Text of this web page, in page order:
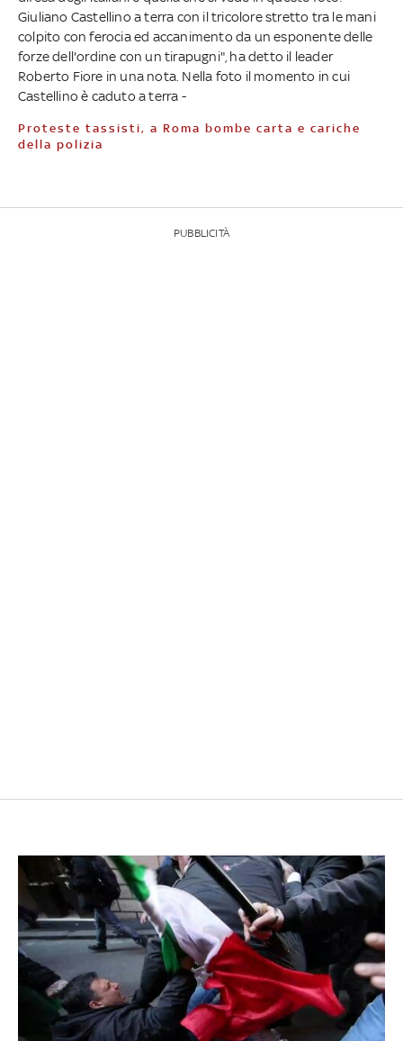
Giuliano Castellino a terra con il tricolore stretto tra le mani
colpito con ferocia ed accanimento da un esponente delle
forze dell'ordine con un tirapugni", ha detto il leader
Roberto Fiore in una nota. Nella foto il momento in cui
Castellino è caduto a terra -
Proteste tassisti, a Roma bombe carta e cariche
della polizia
PUBBLICITÀ